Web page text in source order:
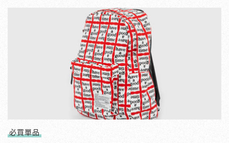
必買單品